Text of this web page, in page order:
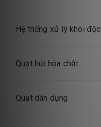
Hệ thống xử lý khói độc
Quạt hút hóa chất
Quạt dân dụng